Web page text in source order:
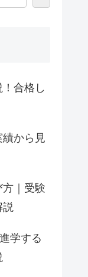
合格し
から見
｜受験
説
学する